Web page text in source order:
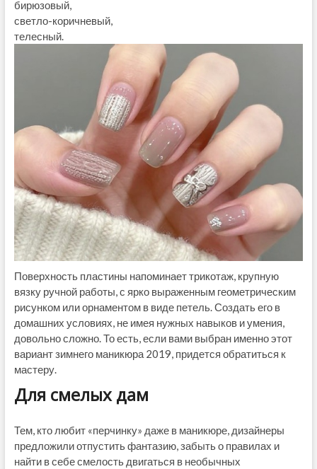
бирюзовый,
светло-коричневый,
телесный.
Поверхность пластины напоминает трикотаж, крупную
вязку ручной работы, с ярко выраженным геометрическим
рисунком или орнаментом в виде петель. Создать его в
домашних условиях, не имея нужных навыков и умения,
довольно сложно. То есть, если вами выбран именно этот
вариант зимнего маникюра 2019, придется обратиться к
мастеру.
Для смелых дам
Тем, кто любит «перчинку» даже в маникюре, дизайнеры
предложили отпустить фантазию, забыть о правилах и
найти в себе смелость двигаться в необычных